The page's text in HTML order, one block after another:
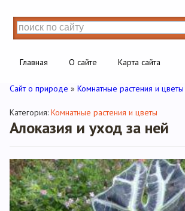
Главная О сайте Карта сайта
Сайт о природе » Комнатные растения и цветы
Категория: Комнатные растения и цветы
Алоказия и уход за ней